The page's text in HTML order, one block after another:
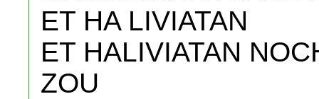
ET HA LIVIATAN
ET HALIVIATAN
ZOU